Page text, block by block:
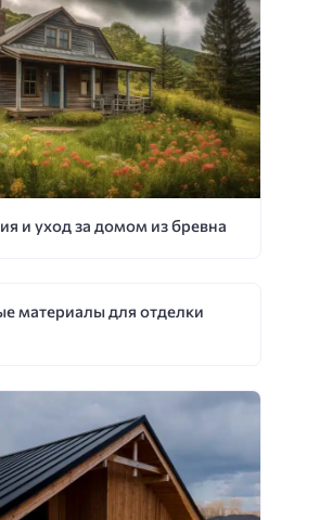
и уход за домом из бревна
материалы для отделки